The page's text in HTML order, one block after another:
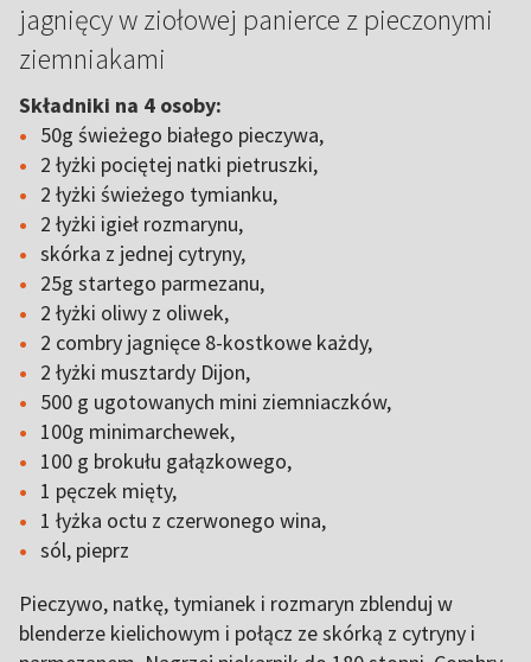
jagnięcy w ziołowej panierce z pieczonymi
ziemniakami
Składniki na 4 osoby:
50g świeżego białego pieczywa,
2 łyżki pociętej natki pietruszki,
2 łyżki świeżego tymianku,
2 łyżki igieł rozmarynu,
skórka z jednej cytryny,
25g startego parmezanu,
2 łyżki oliwy z oliwek,
2 combry jagnięce 8-kostkowe każdy,
2 łyżki musztardy Dijon,
500 g ugotowanych mini ziemniaczków,
100g minimarchewek,
100 g brokułu gałązkowego,
1 pęczek mięty,
1 łyżka octu z czerwonego wina,
sól, pieprz
Pieczywo, natkę, tymianek i rozmaryn zblenduj w
blenderze kielichowym i połącz ze skórką z cytryny i